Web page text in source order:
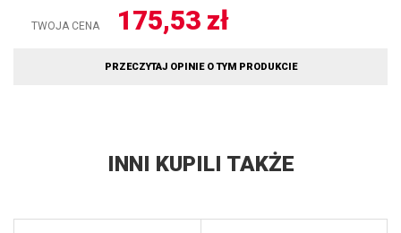
TWOJA CENA 175,53 zł
PRZECZYTAJ OPINIE O TYM PRODUKCIE
INNI KUPILI TAKŻE